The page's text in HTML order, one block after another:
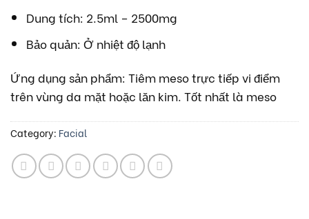
Dung tích: 2.5ml – 2500mg
Bảo quản: Ở nhiệt độ lạnh
Ứng dụng sản phẩm: Tiêm meso trực tiếp vi điểm
trên vùng da mặt hoặc lăn kim. Tốt nhất là meso
Category: Facial